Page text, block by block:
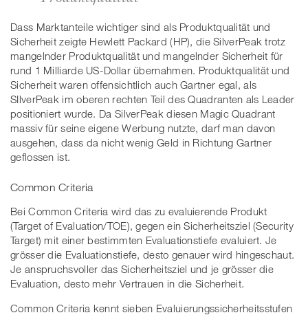
Dass Marktanteile wichtiger sind als Produktqualität und
Sicherheit zeigte Hewlett Packard (HP), die SilverPeak trotz
mangelnder Produktqualität und mangelnder Sicherheit für
rund 1 Milliarde US-Dollar übernahmen. Produktqualität und
Sicherheit waren offensichtlich auch Gartner egal, als
SIlverPeak im oberen rechten Teil des Quadranten als Leader
positioniert wurde. Da SilverPeak diesen Magic Quadrant
massiv für seine eigene Werbung nutzte, darf man davon
ausgehen, dass da nicht wenig Geld in Richtung Gartner
geflossen ist.
Common Criteria
Bei Common Criteria wird das zu evaluierende Produkt
(Target of Evaluation/TOE), gegen ein Sicherheitsziel (Security
Target) mit einer bestimmten Evaluationstiefe evaluiert. Je
grösser die Evaluationstiefe, desto genauer wird hingeschaut.
Je anspruchsvoller das Sicherheitsziel und je grösser die
Evaluation, desto mehr Vertrauen in die Sicherheit.
Common Criteria kennt sieben Evaluierungssicherheitsstufen